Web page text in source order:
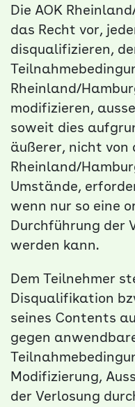
Die AOK
das Recht vor,
disqualifizieren,
Rheinland/
modifizieren,
soweit dies
äußerer, nicht von
Rheinland/
Umstände,
wenn nur so eine
Durchführung der
werden kann.
Dem Teilnehmer
Disqualifikation
seines Contents
gegen
Modifizierung,
der Verlosung